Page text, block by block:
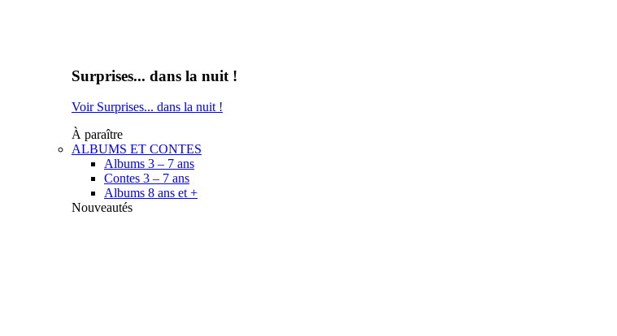
Surprises... dans la nuit !
Voir Surprises... dans la nuit !
À paraître
ALBUMS ET CONTES
Albums 3 – 7 ans
Contes 3 – 7 ans
Albums 8 ans et +
Nouveautés